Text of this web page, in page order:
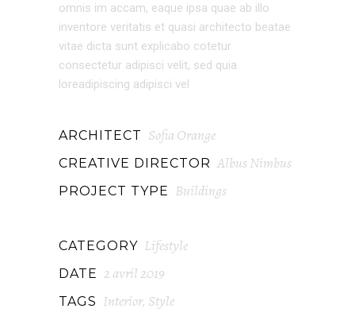
omnis im accam, eaque ipsa quae ab illo
inventore veritatis et quasi architecto beatae
vitae dicta sunt explicabo cotetur
consectetur adipisci velit, sed quia
loreadipiscing adipisci vel
ARCHITECT Sofia Orange
CREATIVE DIRECTOR Albus Nimbus
PROJECT TYPE Buildings
CATEGORY Lifestyle
DATE 2 avril 2019
TAGS Interior, Style